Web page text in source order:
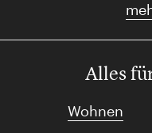
Alles
Wohnen